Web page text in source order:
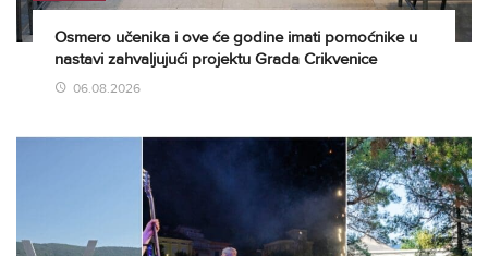
Osmero učenika i ove će godine imati pomoćnike u
nastavi zahvaljujući projektu Grada Crikvenice
06.08.2026